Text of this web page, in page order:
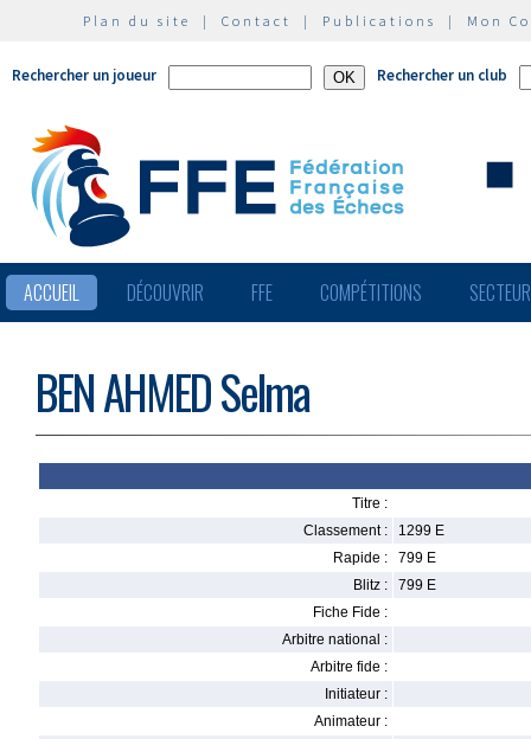
Plan du site | Contact | Publications | Mon
Rechercher un joueur Rechercher un club
ACCUEIL DÉCOUVRIR FFE COMPÉTITIONS
BEN AHMED Selma
Titre :
Classement :
1299 E
Rapide :
799 E
Blitz :
799 E
Fiche Fide :
Arbitre national :
Arbitre fide :
Initiateur :
Animateur :